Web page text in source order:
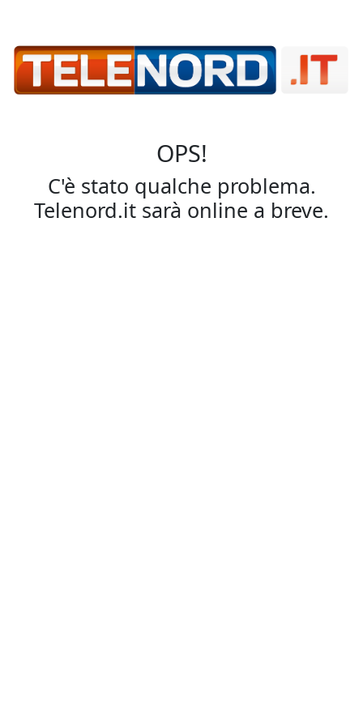
OPS!
C'è stato qualche problema.
Telenord.it sarà online a breve.